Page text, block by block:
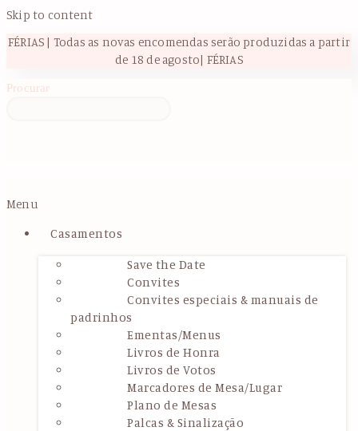
Skip to content
FÉRIAS | Todas as novas encomendas serão produzidas a partir
de 18 de agosto| FÉRIAS
Procurar
Menu
Casamentos
Save the Date
Convites
Convites especiais & manuais de
padrinhos
Ementas/Menus
Livros de Honra
Livros de Votos
Marcadores de Mesa/Lugar
Plano de Mesas
Palcas & Sinalização